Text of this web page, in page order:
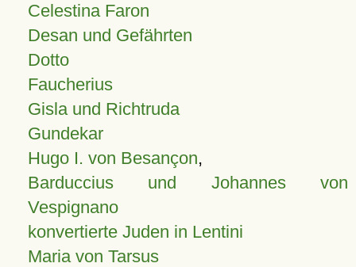
Celestina Faron
Desan und Gefährten
Dotto
Faucherius
Gisla und Richtruda
Gundekar
Hugo I. von Besançon,
Barduccius und Johannes von
Vespignano
konvertierte Juden in Lentini
Maria von Tarsus